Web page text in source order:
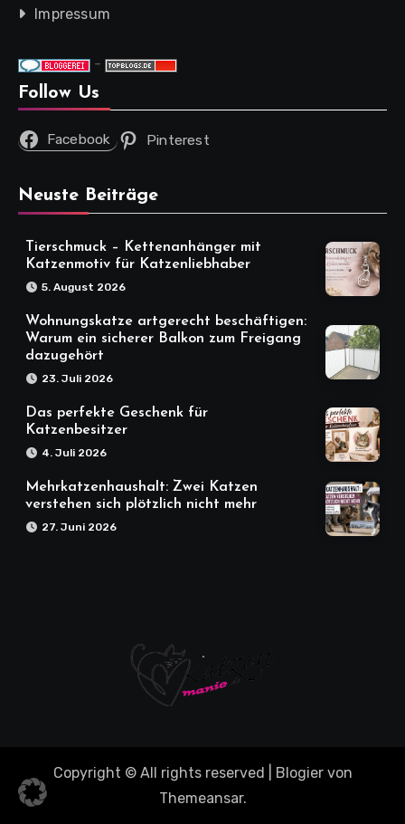
Impressum
-
Follow Us
Facebook Pinterest
Neuste Beiträge
Tierschmuck – Kettenanhänger mit
Katzenmotiv für Katzenliebhaber
5. August 2026
Wohnungskatze artgerecht beschäftigen:
Warum ein sicherer Balkon zum Freigang
dazugehört
23. Juli 2026
Das perfekte Geschenk für
Katzenbesitzer
4. Juli 2026
Mehrkatzenhaushalt: Zwei Katzen
verstehen sich plötzlich nicht mehr
27. Juni 2026
Copyright © All rights reserved Blogiervon
Themeansar.